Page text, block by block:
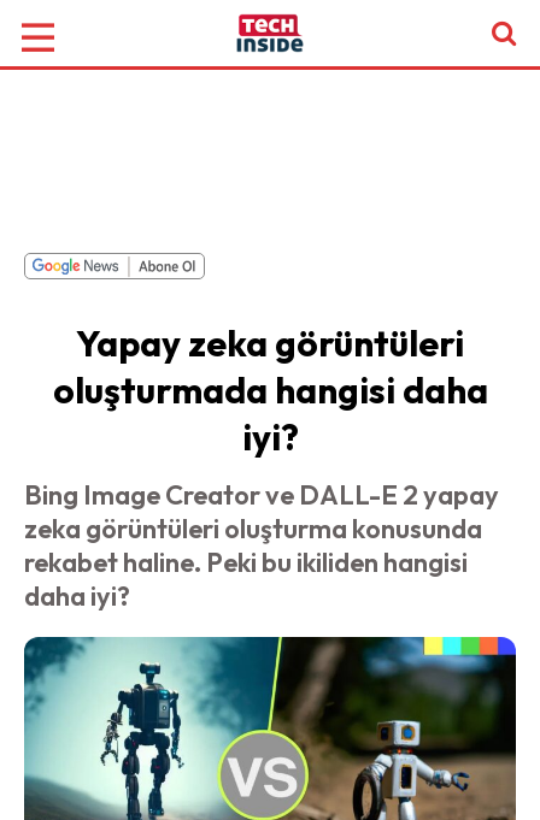
Yapay zeka görüntüleri
oluşturmada hangisi daha
iyi?
Bing Image Creator ve DALL-E 2 yapay
zeka görüntüleri oluşturma konusunda
rekabet haline. Peki bu ikiliden hangisi
daha iyi?